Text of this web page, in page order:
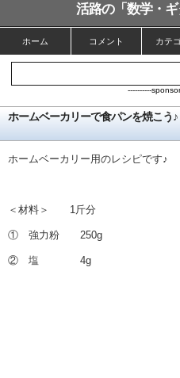
活路の「数学・
ホーム コメント カテ
----------
ホームベーカリーで食パンを焼こう♪
ホームベーカリー用のレシピです♪
＜材料＞ 1斤分
① 強力粉 250g
② 塩 4g